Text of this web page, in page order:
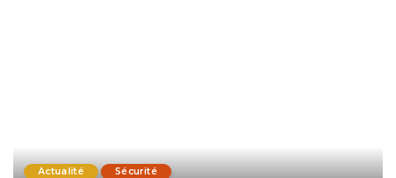
Actualité Sécurité